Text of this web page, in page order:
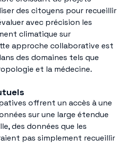
des citoyens pour recueillir
avec précision les
climatique sur
approche collaborative est
des domaines tels que
et la médecine.
offrent un accès à une
sur une large étendue
des données que les
pas simplement recueillir